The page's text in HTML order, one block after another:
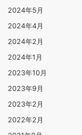
2024年5月
2024年4月
2024年2月
2024年1月
2023年10月
2023年9月
2023年2月
2022年2月